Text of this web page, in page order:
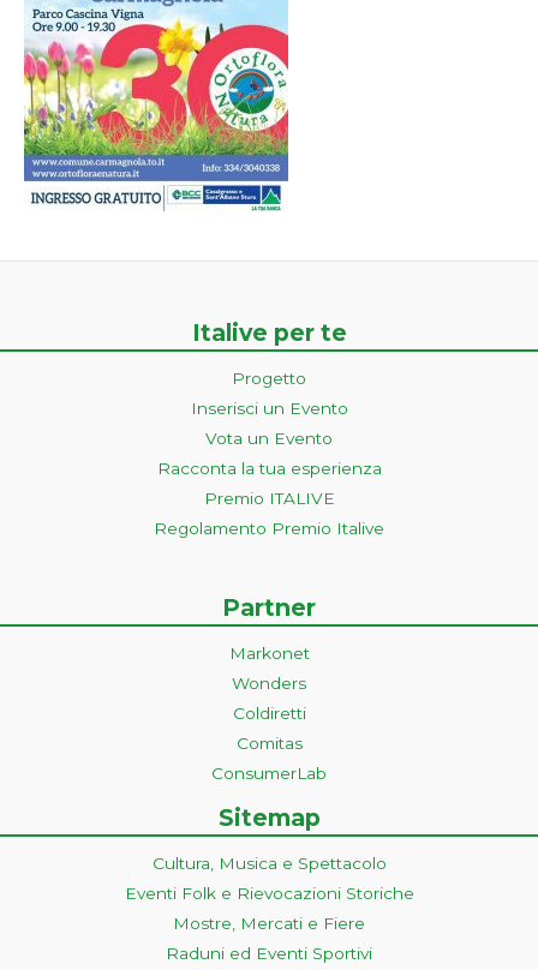
Italive per te
Progetto
Inserisci un Evento
Vota un Evento
Racconta la tua esperienza
Premio ITALIVE
Regolamento Premio Italive
Partner
Markonet
Wonders
Coldiretti
Comitas
ConsumerLab
Sitemap
Cultura, Musica e Spettacolo
Eventi Folk e Rievocazioni Storiche
Mostre, Mercati e Fiere
Raduni ed Eventi Sportivi